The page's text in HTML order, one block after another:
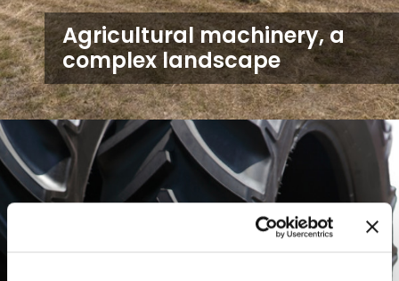
Agricultural machinery, a
complex landscape